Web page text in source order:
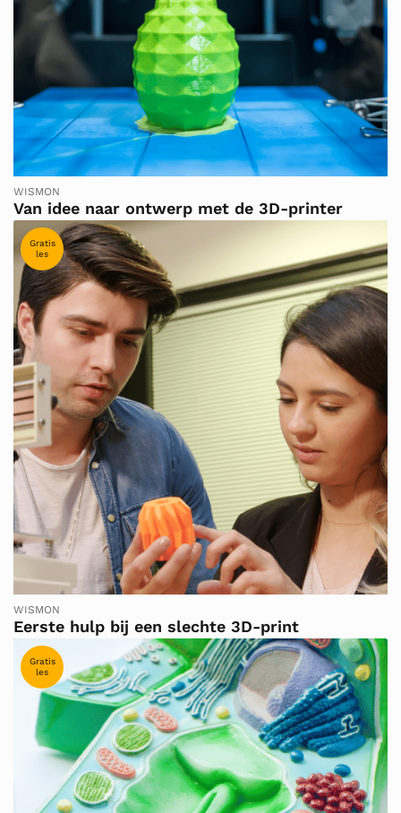
WISMON
Van idee naar ontwerp met de 3D-printer
Gratis
les
WISMON
Eerste hulp bij een slechte 3D-print
Gratis
les